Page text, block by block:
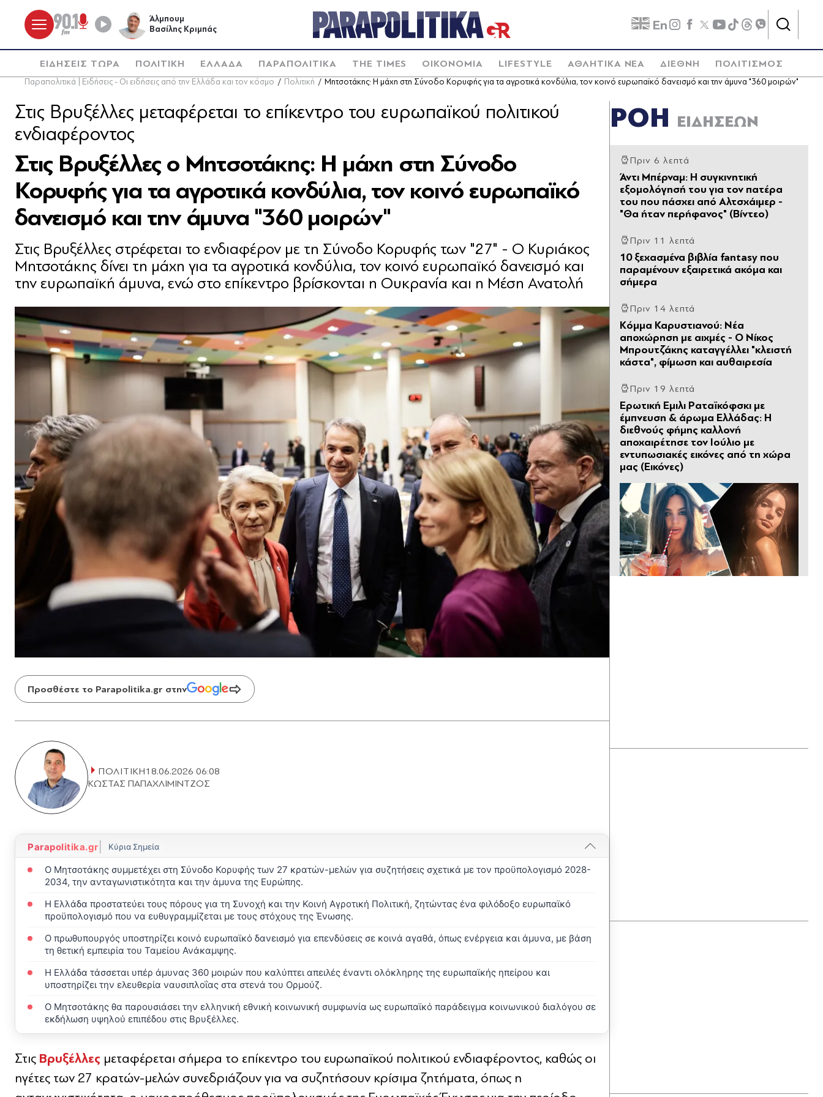
Άλμπουμ
Βασίλης Κριμπάς
En
ΕΙΔΗΣΕΙΣ ΤΩΡΑ ΠΟΛΙΤΙΚΗ ΕΛΛΑΔΑ ΠΑΡΑΠΟΛΙΤΙΚΑ THE TIMES ΟΙΚΟΝΟΜΙΑ LIFESTYLE ΑΘΛΗΤΙΚΑ ΝΕΑ ΔΙΕΘΝΗ ΠΟΛΙΤΙΣΜΟΣ
Παραπολιτικά | Ειδήσεις - Οι ειδήσεις από την Ελλάδα και τον κόσμο Πολιτική Μητσοτάκης: Η μάχη στη Σύνοδο Κορυφής για τα αγροτικά κονδύλια, τον κοινό ευρωπαϊκό δανεισμό και την άμυνα "360 μοιρών"
Στις Βρυξέλλες ο Μητσοτάκης: Η μάχη στη Σύνοδο
Κορυφής για τα αγροτικά κονδύλια, τον κοινό ευρωπαϊκό
δανεισμό και την άμυνα "360 μοιρών"
Στις Βρυξέλλες μεταφέρεται το επίκεντρο του ευρωπαϊκού πολιτικού
ενδιαφέροντος
Στις Βρυξέλλες στρέφεται το ενδιαφέρον με τη Σύνοδο Κορυφής των "27" - Ο Κυριάκος
Μητσοτάκης δίνει τη μάχη για τα αγροτικά κονδύλια, τον κοινό ευρωπαϊκό δανεισμό και
την ευρωπαϊκή άμυνα, ενώ στο επίκεντρο βρίσκονται η Ουκρανία και η Μέση Ανατολή
Προσθέστε το Parapolitika.gr στην
ΠΟΛΙΤΙΚΗ18.06.2026 06:08
ΚΩΣΤΑΣ ΠΑΠΑΧΛΙΜΙΝΤΖΟΣ
Parapolitika.gr Κύρια Σημεία
Ο Μητσοτάκης συμμετέχει στη Σύνοδο Κορυφής των 27 κρατών-μελών για συζητήσεις σχετικά με τον προϋπολογισμό 2028-
2034, την ανταγωνιστικότητα και την άμυνα της Ευρώπης.
Η Ελλάδα προστατεύει τους πόρους για τη Συνοχή και την Κοινή Αγροτική Πολιτική, ζητώντας ένα φιλόδοξο ευρωπαϊκό
προϋπολογισμό που να ευθυγραμμίζεται με τους στόχους της Ένωσης.
Ο πρωθυπουργός υποστηρίζει κοινό ευρωπαϊκό δανεισμό για επενδύσεις σε κοινά αγαθά, όπως ενέργεια και άμυνα, με βάση
τη θετική εμπειρία του Ταμείου Ανάκαμψης.
Η Ελλάδα τάσσεται υπέρ άμυνας 360 μοιρών που καλύπτει απειλές έναντι ολόκληρης της ευρωπαϊκής ηπείρου και
υποστηρίζει την ελευθερία ναυσιπλοΐας στα στενά του Ορμούζ.
Ο Μητσοτάκης θα παρουσιάσει την ελληνική εθνική κοινωνική συμφωνία ως ευρωπαϊκό παράδειγμα κοινωνικού διαλόγου σε
εκδήλωση υψηλού επιπέδου στις Βρυξέλλες.
Στις Βρυξέλλες μεταφέρεται σήμερα το επίκεντρο του ευρωπαϊκού πολιτικού ενδιαφέροντος, καθώς οι
ηγέτες των 27 κρατών-μελών συνεδριάζουν για να συζητήσουν κρίσιμα ζητήματα, όπως η
ΡΟΗ ΕΙΔΗΣΕΩΝ
Πριν 6 λεπτά
Άντι Μπέρναμ: Η συγκινητική
εξομολόγησή του για τον πατέρα
του που πάσχει από Αλτσχάιμερ -
"Θα ήταν περήφανος" (Βίντεο)
Πριν 11 λεπτά
10 ξεχασμένα βιβλία fantasy που
παραμένουν εξαιρετικά ακόμα και
σήμερα
Πριν 14 λεπτά
Κόμμα Καρυστιανού: Νέα
αποχώρηση με αιχμές - Ο Νίκος
Μπρουτζάκης καταγγέλλει "κλειστή
κάστα", φίμωση και αυθαιρεσία
Πριν 19 λεπτά
Ερωτική Εµιλι Ραταϊκόφσκι µε
έµπνευση & άρωµα Ελλάδας: Η
διεθνούς φήμης καλλονή
αποχαιρέτησε τον Ιούλιο με
εντυπωσιακές εικόνες από τη χώρα
μας (Εικόνες)
Πριν 35 λεπτά